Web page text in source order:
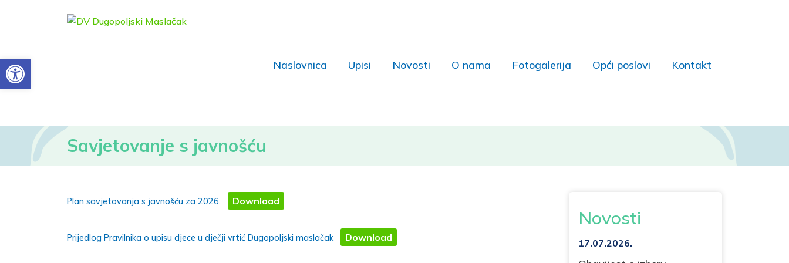
Naslovnica Upisi Novosti O nama Fotogalerija Opći poslovi Kontakt
Savjetovanje s javnošću
Plan savjetovanja s javnošću za 2026. Download
Prijedlog Pravilnika o upisu djece u dječji vrtić Dugopoljski maslačak Download
Novosti
17.07.2026.
Open toolbar